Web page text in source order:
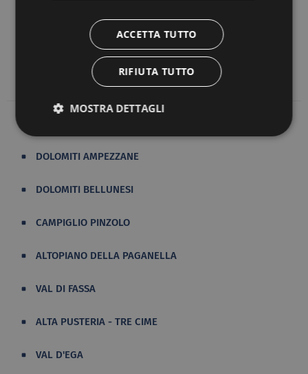
, punto di partenza per escursioni nella
foresta dei violini
” e sede di interessanti laboratori
ambientali sia per adulti sia per bambini.
DOLOMITI AMPEZZANE
DOLOMITI BELLUNESI
CAMPIGLIO PINZOLO
ALTOPIANO DELLA PAGANELLA
VAL DI FASSA
ALTA PUSTERIA - TRE CIME
VAL D'EGA
ACCETTA TUTTO
RIFIUTA TUTTO
MOSTRA DETTAGLI